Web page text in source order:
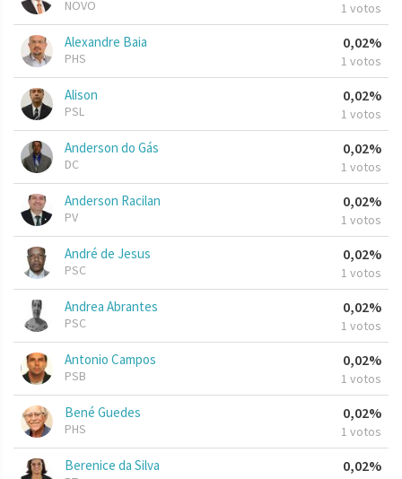
NOVO 1 votos
Alexandre Baia
PHS
0,02%
1 votos
Alison
PSL
0,02%
1 votos
Anderson do Gás
DC
0,02%
1 votos
Anderson Racilan
PV
0,02%
1 votos
André de Jesus
PSC
0,02%
1 votos
Andrea Abrantes
PSC
0,02%
1 votos
Antonio Campos
PSB
0,02%
1 votos
Bené Guedes
PHS
0,02%
1 votos
Berenice da Silva 0,02%